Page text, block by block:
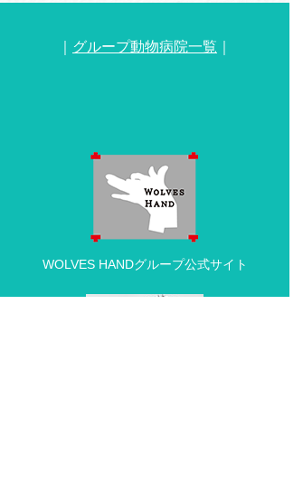
グループ動物病院一覧
WOLVES HANDグループ公式サイト